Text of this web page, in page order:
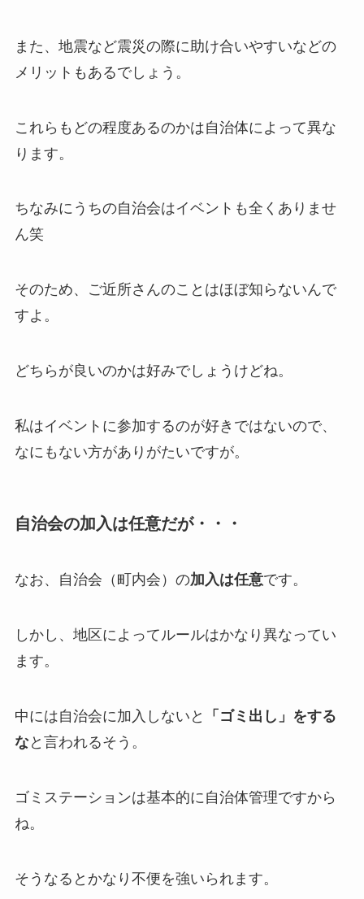
また、地震など震災の際に助け合いやすいなどの
メリットもあるでしょう。
これらもどの程度あるのかは自治体によって異な
ります。
ちなみにうちの自治会はイベントも全くありませ
ん笑
そのため、ご近所さんのことはほぼ知らないんで
すよ。
どちらが良いのかは好みでしょうけどね。
私はイベントに参加するのが好きではないので、
なにもない方がありがたいですが。
自治会の加入は任意だが・・・
なお、自治会（町内会）の加入は任意です。
しかし、地区によってルールはかなり異なってい
ます。
中には自治会に加入しないと
「ゴミ出し」をする
なと言われるそう。
ゴミステーションは基本的に自治体管理ですから
ね。
そうなるとかなり不便を強いられます。